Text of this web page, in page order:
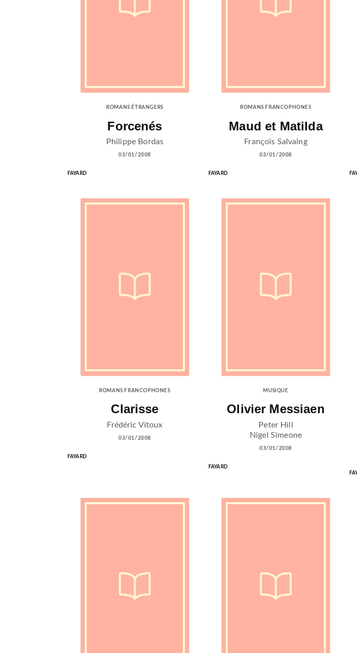
ROMANS ÉTRANGERS
Forcenés
Philippe Bordas
03/01/2008
FAYARD
ROMANS FRANCOPHONES
Maud et Matilda
François Salvaing
03/01/2008
FAYARD
ROMANS FRANCOPHONES
Clarisse
Frédéric Vitoux
03/01/2008
FAYARD
MUSIQUE
Olivier Messiaen
Peter Hill
Nigel Simeone
03/01/2008
FAYARD